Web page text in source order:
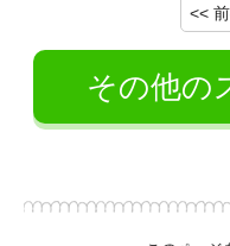
<<
その他の